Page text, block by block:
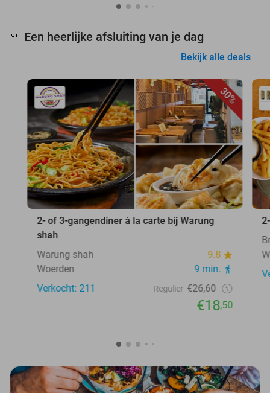
🍴 Een heerlijke afsluiting van je dag
Bekijk alle deals
30%
2- of 3-gangendiner à la carte bij Warung
shah
Warung shah
9.8
Woerden
9 min.
Verkocht: 211
Regulier €26,60
€18,50